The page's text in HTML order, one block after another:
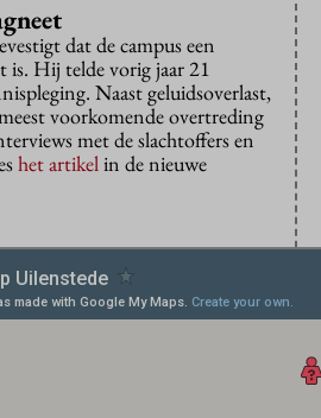
dat de campus een
is. Hij telde vorig jaar 21
Naast geluidsoverlast,
voorkomende overtreding
met de slachtoffers en
het artikel in de nieuwe